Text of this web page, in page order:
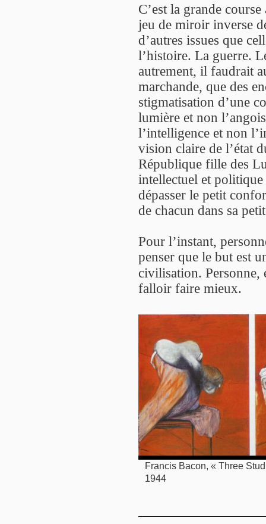
C’est la grande
jeu de miroir inverse
d’autres issues que
l’histoire. La guerre.
autrement, il faudrait
marchande, que des
stigmatisation d’une
lumière et non
l’intelligence et non
vision claire de l’état
République fille des
intellectuel et
dépasser le petit
de chacun dans sa
Pour l’instant,
penser que le but est
civilisation. Personne,
falloir faire mieux.
Francis Bacon, « Three
1944